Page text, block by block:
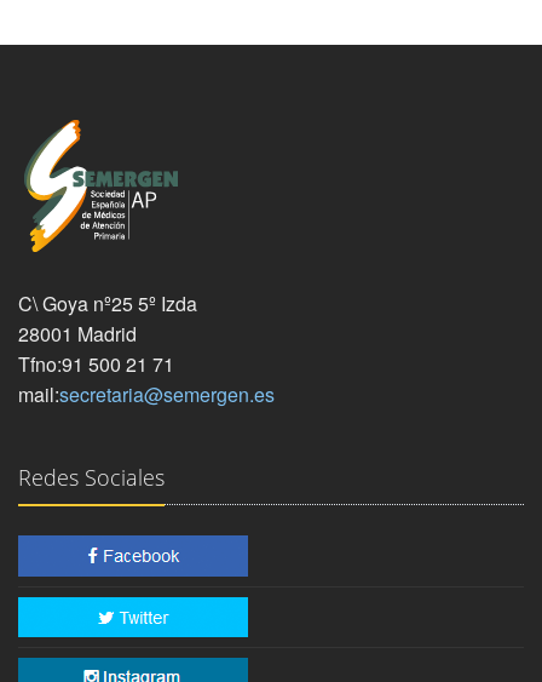
C\ Goya nº25 5º Izda
28001 Madrid
Tfno:91 500 21 71
mail:secretaria@semergen.es
Redes Sociales